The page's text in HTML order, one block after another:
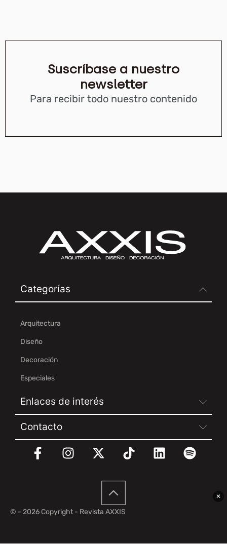
Suscríbase a nuestro
newsletter
Para recibir todo nuestro contenido
✕
Categorías
Arquitectura
Diseño
Decoración
Especiales
Enlaces de interés
Contacto
© - 2026 Copyright - Revista AXXIS